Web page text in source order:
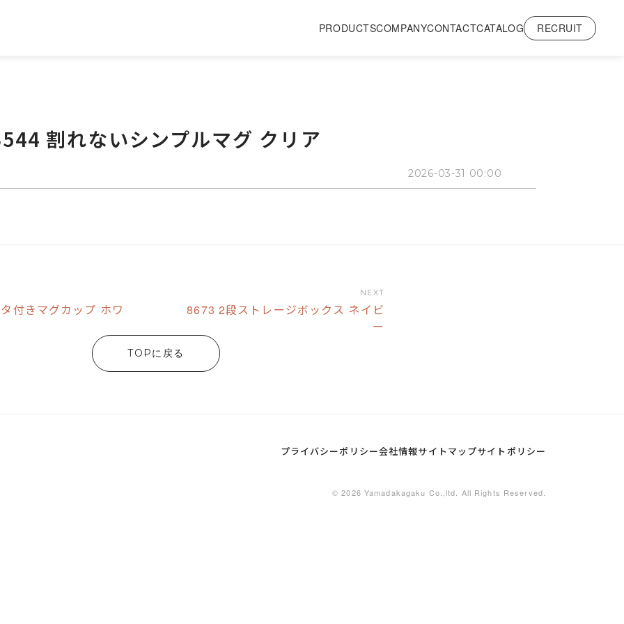
PRODUCTSCOMPANYCONTACTCATALOG RECRUIT
割れないシンプルマグ クリア
2026-03-31 00:00
付きマグカップ ホワ
NEXT
8673 2段ストレージボックス ネイビ
ー
TOPに戻る
プライバシーポリシー会社情報サイトマップサイトポリシー
© 2026 Yamadakagaku Co.,ltd. All Rights Reserved.